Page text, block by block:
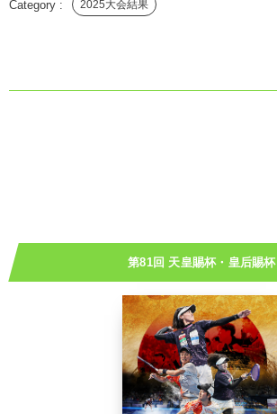
2025大会結果
第81回 天皇賜杯・皇后賜杯